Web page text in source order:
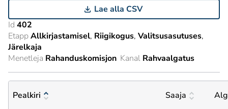
Lae alla CSV
Id 402
EtappAllkirjastamisel Riigikogus Valitsusasutuses
Järelkaja
Menetleja Rahanduskomisjon Kanal Rahvaalgatus
Pealkiri Saaja